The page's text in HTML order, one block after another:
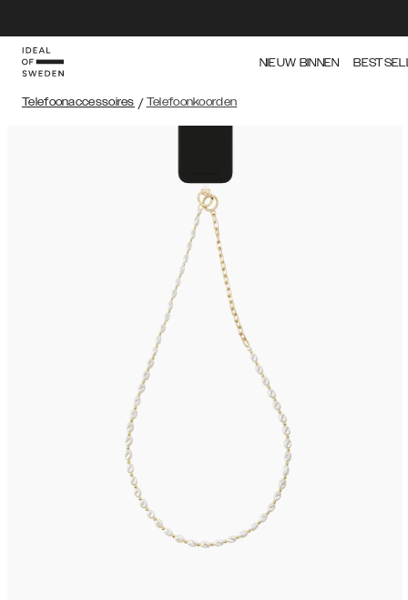
NIEUW BINNEN
Telefoonaccessoires / Telefoonkoorden